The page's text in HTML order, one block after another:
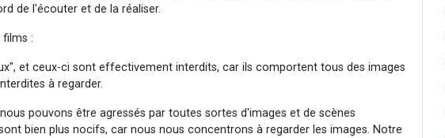
de l'écouter et de la réaliser.
films :
et ceux-ci sont effectivement interdits, car ils comportent tous des images
à regarder.
pouvons être agressés par toutes sortes d'images et de scènes
bien plus nocifs, car nous nous concentrons à regarder les images. Notre